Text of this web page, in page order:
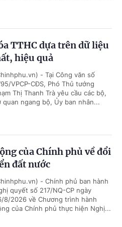
TTHC dựa trên dữ liệu
hiệu quả
- Tại Công văn số
VPCP-CĐS, Phó Thủ tướng
Thị Thanh Trà yêu cầu các bộ,
quan ngang bộ, Ủy ban nhân...
của Chính phủ về đổi
đất nước
- Chính phủ ban hành
quyết số 217/NQ-CP ngày
8/2026 về Chương trình hành
của Chính phủ thực hiện Nghị...